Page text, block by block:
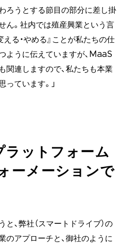
ろうとする節目の部分に差し掛
ん。社内では殖産興業という言
える・やめる』ことが私たちの仕
ように伝えていますが、MaaS
関連しますので、私たちも本業
っています。」
ットフォーム
ーメーションで
と、弊社（スマートドライブ）の
のアプローチと、御社のように